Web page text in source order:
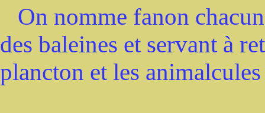
On nomme fanon
des baleines et servant à
plancton et les